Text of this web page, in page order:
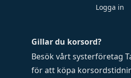
Gillar du korsord?
Besök vårt systerföretag
för att köpa
Logga in